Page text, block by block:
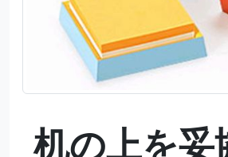
机の上を妥